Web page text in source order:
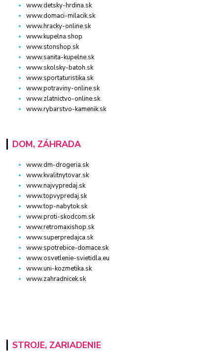
www.detsky-hrdina.sk
www.domaci-milacik.sk
www.hracky-online.sk
www.kupelna.shop
www.stonshop.sk
www.sanita-kupelne.sk
www.skolsky-batoh.sk
www.sportaturistika.sk
www.potraviny-online.sk
www.zlatnictvo-online.sk
www.rybarstvo-kamenik.sk
DOM, ZÁHRADA
www.dm-drogeria.sk
www.kvalitnytovar.sk
www.najvypredaj.sk
www.topvypredaj.sk
www.top-nabytok.sk
www.proti-skodcom.sk
www.retromaxishop.sk
www.superpredajca.sk
www.spotrebice-domace.sk
www.osvetlenie-svietidla.eu
www.uni-kozmetika.sk
www.zahradnicek.sk
STROJE, ZARIADENIE